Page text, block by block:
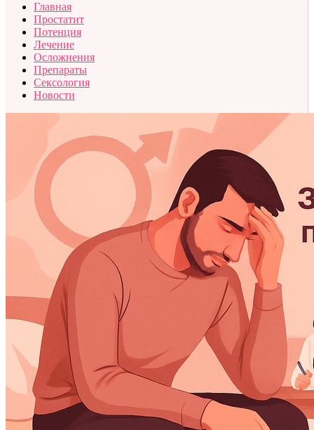
Главная
Простатит
Потенция
Лечение
Осложнения
Препараты
Сексология
Новости